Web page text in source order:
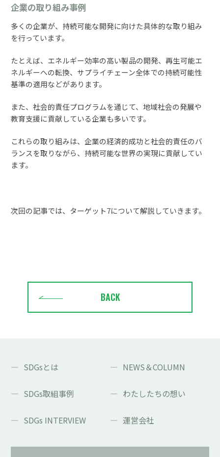
企業の取り組み事例
多くの企業が、持続可能な開発に向けた具体的な取り組み
を行っています。
たとえば、エネルギー効率の高い製品の開発、再生可能エ
ネルギーへの転換、サプライチェーン全体での持続可能性
基準の適用などがあります。
また、社会的責任プログラムを通じて、地域社会の発展や
教育支援に貢献している企業も多いです。
これらの取り組みは、企業の経済的成功と社会的責任のバ
ランスを取りながら、持続可能な世界の実現に貢献してい
ます。
次回の記事では、ターゲット7について解説していきます。
BACK
SDGsとは NEWS＆COLUMN
SDGs取組事例 わたしたちの想い
SDGs INTERVIEW 運営会社